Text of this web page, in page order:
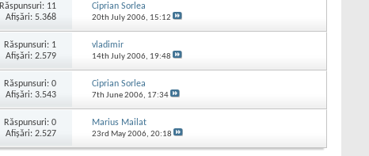
Răspunsuri: 11
Afişări: 5.368
Ciprian Sorlea
20th July 2006, 15:12
Răspunsuri: 1
Afişări: 2.579
vladimir
14th July 2006, 19:48
Răspunsuri:0
Afişări: 3.543
Ciprian Sorlea
7th June 2006, 17:34
Răspunsuri:0
Afişări: 2.527
Marius Mailat
23rd May 2006, 20:18